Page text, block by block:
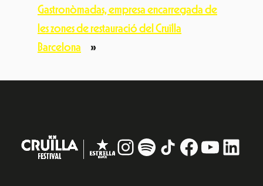
Gastronòmadas, empresa encarregada de
les zones de restauració del Cruïlla
Barcelona
»
Instagram
# TikTokFacebook